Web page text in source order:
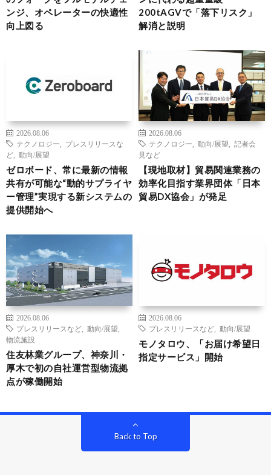
ンジ、オペレーターの快適性
向上図る
200tAGVで「落下リスク」
解消と説明
2026.08.06
テクノロジー
プレスリリースな
ど
動向/展望
ゼロボード、常に最新の情報
共有が可能な“動的サプライヤ
ー管理”実現する新システムの
提供開始へ
2026.08.06
テクノロジー
動向/展望
記者会
見など
【現地取材】貿易関連業務の
効率化目指す業界団体「日本
貿易DX協会」が発足
2026.08.06
プレスリリースなど
動向/展望
物流施設
住友林業グループ、神奈川・
厚木で初の自社運営型物流拠
点が稼働開始
2026.08.06
プレスリリースなど
動向/展望
モノタロウ、「お届け希望日
指定サービス」開始
Back to Top